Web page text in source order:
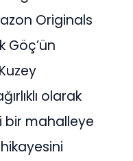
Originals
Göç’ün
olarak
bir mahalleye